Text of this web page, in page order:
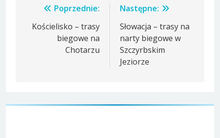
Nawigacja
wpisu
Poprzednie:
Kościelisko – trasy
biegowe na
Chotarzu
Następne:
Słowacja – trasy na
narty biegowe w
Szczyrbskim
Jeziorze